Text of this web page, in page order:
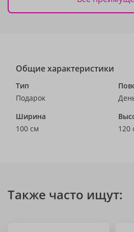
Общие характеристики
Тип
Подарок
Ширина
100 см
120
Также часто ищут: